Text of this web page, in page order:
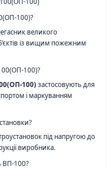
100)?
великого
із вищим пожежним
100)?
100) застосовують для
і маркуванням
під напругою до
виробника.
ВП-100?